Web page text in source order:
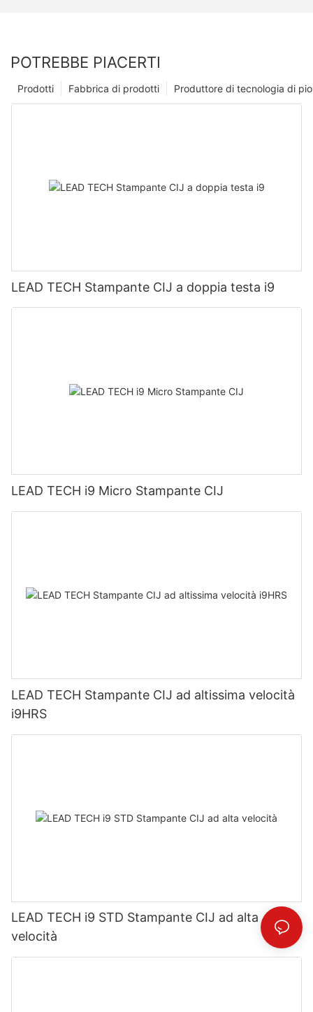
POTREBBE PIACERTI
Produttore di tecnologia di
Fabbrica di prodotti
Prodotti
LEAD TECH Stampante CIJ a doppia testa i9
LEAD TECH i9 Micro Stampante CIJ
LEAD TECH Stampante CIJ ad altissima velocità
i9HRS
LEAD TECH i9 STD Stampante CIJ ad alta
velocità